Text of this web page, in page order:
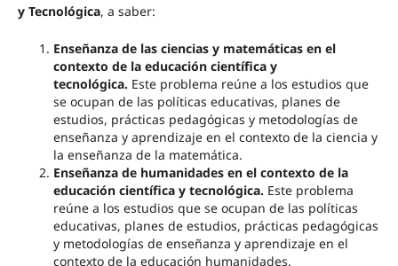
y Tecnológica, a saber:
Enseñanza de las ciencias y matemáticas en el
contexto de la educación científica y
tecnológica. Este problema reúne a los estudios que
se ocupan de las políticas educativas, planes de
estudios, prácticas pedagógicas y metodologías de
enseñanza y aprendizaje en el contexto de la ciencia y
la enseñanza de la matemática.
Enseñanza de humanidades en el contexto de la
educación científica y tecnológica. Este problema
reúne a los estudios que se ocupan de las políticas
educativas, planes de estudios, prácticas pedagógicas
y metodologías de enseñanza y aprendizaje en el
contexto de la educación humanidades.